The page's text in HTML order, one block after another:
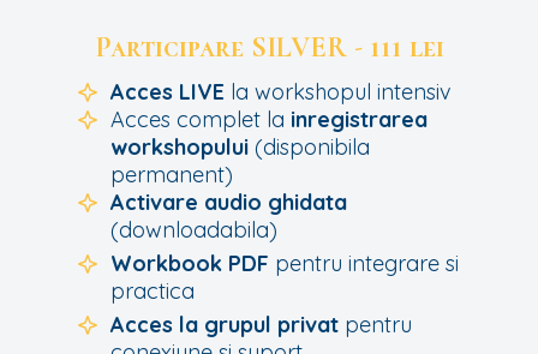
Participare SILVER - 111 lei
Acces LIVE la workshopul intensiv
Acces complet la inregistrarea
workshopului (disponibila
permanent)
Activare audio ghidata
(downloadabila)
Workbook PDF pentru integrare si
practica
Acces la grupul privat pentru